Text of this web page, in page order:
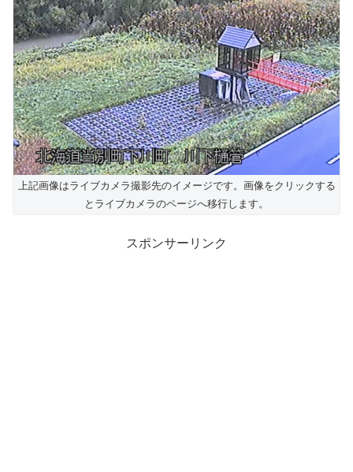
上記画像はライブカメラ撮影先のイメージです。画像をクリックする
とライブカメラのページへ移行します。
スポンサーリンク